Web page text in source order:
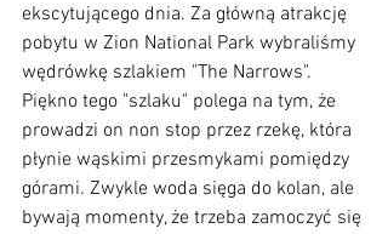
ekscytującego dnia. Za główną atrakcję
pobytu w Zion National Park wybraliśmy
wędrówkę szlakiem "The Narrows".
Piękno tego "szlaku" polega na tym, że
prowadzi on non stop przez rzekę, która
płynie wąskimi przesmykami pomiędzy
górami. Zwykle woda sięga do kolan, ale
bywają momenty, że trzeba zamoczyć się